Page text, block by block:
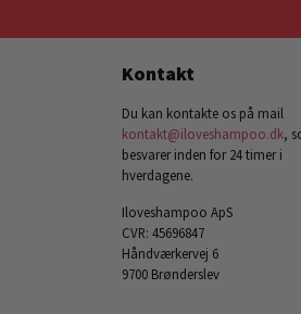
Kontakt
Du kan kontakte os på mail
kontakt@iloveshampoo.dk,
besvarer inden for 24 timer i
hverdagene.
Iloveshampoo ApS
CVR: 45696847
Håndværkervej 6
9700 Brønderslev